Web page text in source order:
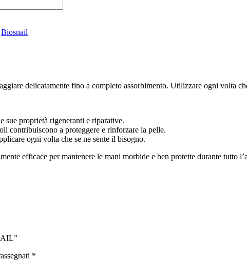
Biosnail
delicatamente fino a completo assorbimento. Utilizzare ogni volta
sue proprietà rigeneranti e riparative.
contribuiscono a proteggere e rinforzare la pelle.
ogni volta che se ne sente il bisogno.
efficace per mantenere le mani morbide e ben protette durante tutto
*